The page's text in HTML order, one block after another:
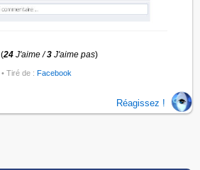
(24J'aime /3 J'aime pas)
• Tiré de : Facebook
Réagissez !